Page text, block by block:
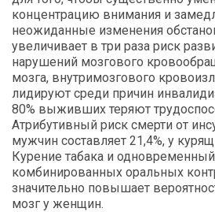
концентрацию внимания и
неожиданные изменения
увеличивает в три раза риск
нарушений мозгового
мозга, внутримозгового
лидируют среди причин
80% выживших теряют
Атрибутивный риск смерти от
мужчин составляет 21,4%, у
Курение табака и одновременный
комбинированных оральных
значительно повышает
мозг у женщин.